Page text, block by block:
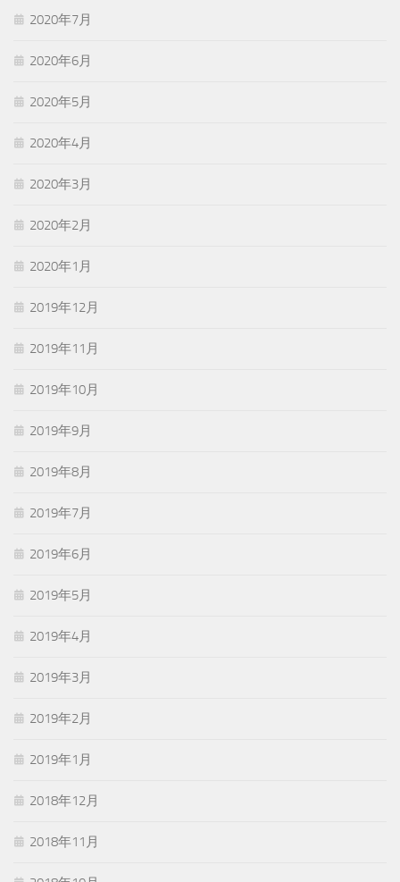
2020年7月
2020年6月
2020年5月
2020年4月
2020年3月
2020年2月
2020年1月
2019年12月
2019年11月
2019年10月
2019年9月
2019年8月
2019年7月
2019年6月
2019年5月
2019年4月
2019年3月
2019年2月
2019年1月
2018年12月
2018年11月